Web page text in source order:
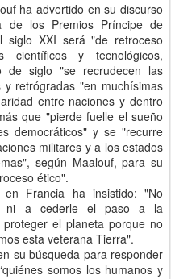
ha advertido en su discurso
de los Premios Príncipe de
siglo XXI será "de retroceso
científicos y tecnológicos,
de siglo "se recrudecen las
y retrógradas "en muchísimas
entre naciones y dentro
que "pierde fuelle el sueño
democráticos" y se "recurre
militares y a los estados
según Maalouf, para su
ético".
Francia ha insistido: "No
ni a cederle el paso a la
el planeta porque no
esta veterana Tierra".
su búsqueda para responder
somos los humanos y